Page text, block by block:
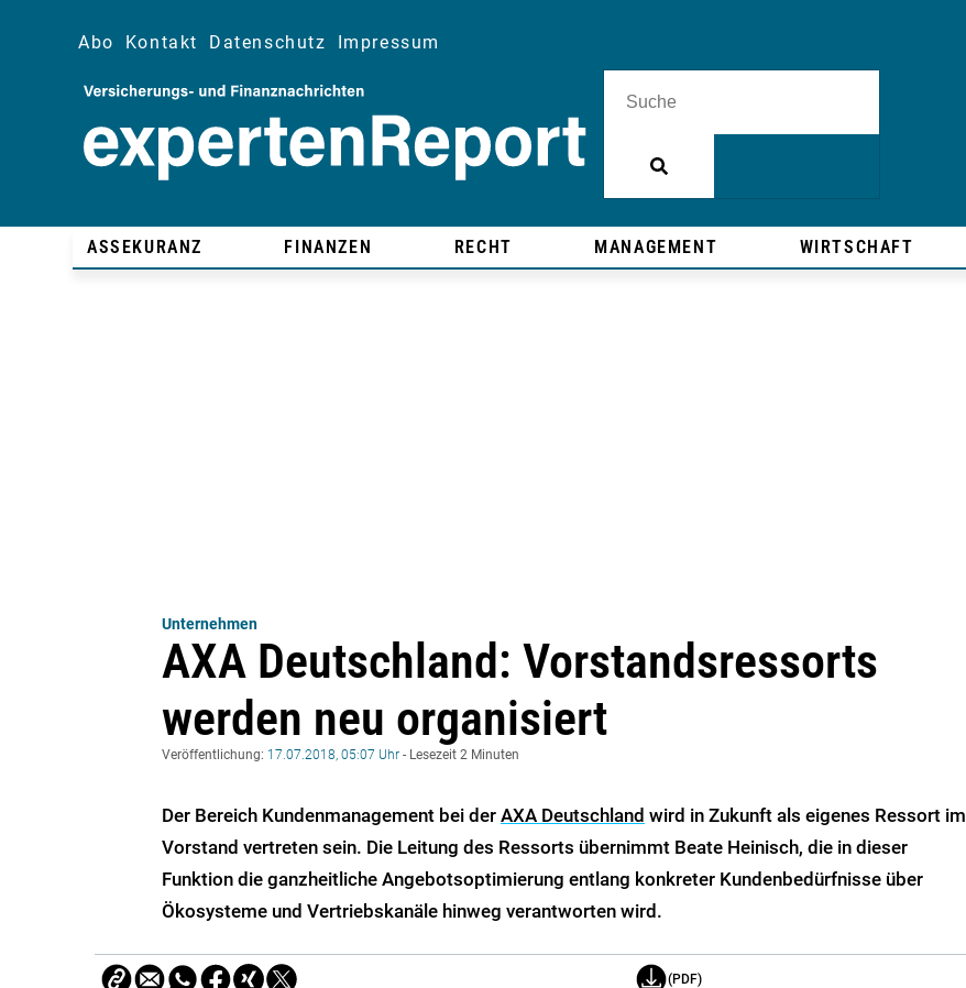
Abo Kontakt Datenschutz Impressum
ASSEKURANZ FINANZEN RECHT MANAGEMENT WIRTSCHAFT
Unternehmen
AXA Deutschland: Vorstandsressorts
werden neu organisiert
Veröffentlichung: 17.07.2018, 05:07 Uhr - Lesezeit 2 Minuten
Der Bereich Kundenmanagement bei der AXA Deutschland wird in Zukunft als eigenes Ressort im
Vorstand vertreten sein. Die Leitung des Ressorts übernimmt Beate Heinisch, die in dieser
Funktion die ganzheitliche Angebotsoptimierung entlang konkreter Kundenbedürfnisse über
Ökosysteme und Vertriebskanäle hinweg verantworten wird.
(PDF)